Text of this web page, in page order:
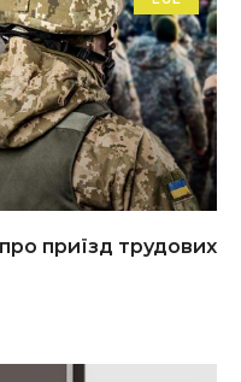
приїзд трудових